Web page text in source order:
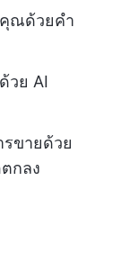
คุณด้วยคำ
วย AI
ขายด้วย
กลง